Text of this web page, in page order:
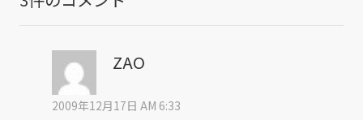
ZAO
2009年12月17日 AM 6:33